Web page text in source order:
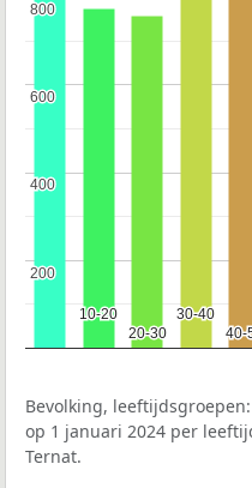
10-20
10-20
20-30
20-30
30-40
30-40
40-
40-
200
200
400
400
600
600
800
800
Bevolking,
op 1 januari 2024 per
Ternat.